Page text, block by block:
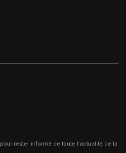
rester informé de toute l'actualité de la